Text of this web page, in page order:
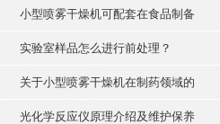
小型喷雾干燥机可配套在食品制备
实验室样品怎么进行前处理？
关于小型喷雾干燥机在制药领域的
光化学反应仪原理介绍及维护保养